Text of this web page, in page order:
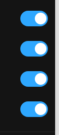
1 167.00